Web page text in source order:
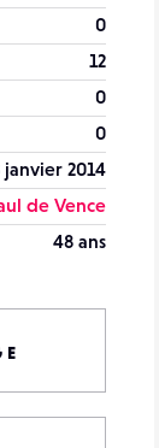
0
12
0
0
janvier 2014
de Vence
48 ans